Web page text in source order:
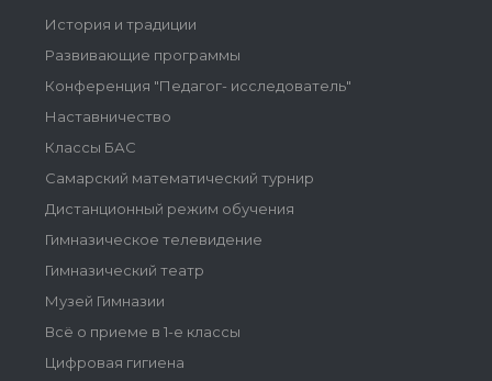
История и традиции
Развивающие программы
Конференция "Педагог- исследователь"
Наставничество
Классы БАС
Самарский математический турнир
Дистанционный режим обучения
Гимназическое телевидение
Гимназический театр
Музей Гимназии
Всё о приеме в 1-е классы
Цифровая гигиена